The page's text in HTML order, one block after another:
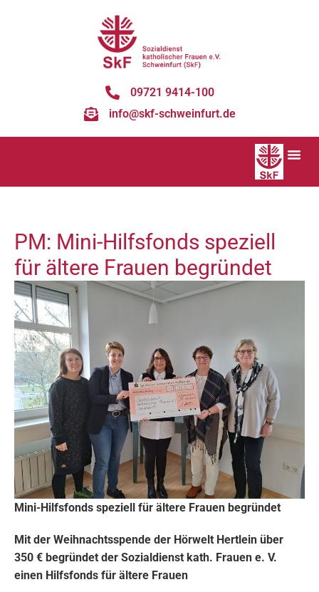
09721 9414-100
info@skf-schweinfurt.de
PM: Mini-Hilfsfonds speziell
für ältere Frauen begründet
Mini-Hilfsfonds speziell für ältere Frauen begründet
Mit der Weihnachtsspende der Hörwelt Hertlein über
350 € begründet der Sozialdienst kath. Frauen e. V.
einen Hilfsfonds für ältere Frauen